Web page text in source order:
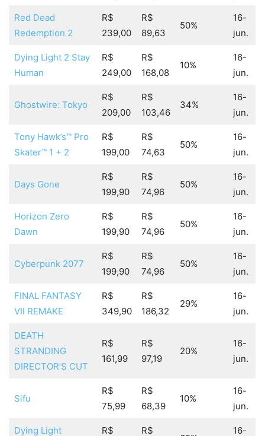
Red Dead
Redemption 2
R$
239,00
R$
89,63
50%
16-
jun.
Dying Light 2 Stay
Human
R$
249,00
R$
168,08
10%
16-
jun.
Ghostwire: Tokyo
R$
209,00
R$
103,46
34%
16-
jun.
Tony Hawk’s™ Pro
Skater™ 1 + 2
R$
199,00
R$
74,63
50%
16-
jun.
Days Gone
R$
199,90
R$
74,96
50%
16-
jun.
Horizon Zero
Dawn
R$
199,90
R$
74,96
50%
16-
jun.
Cyberpunk 2077
R$
199,90
R$
74,96
50%
16-
jun.
FINAL FANTASY
VII REMAKE
R$
349,90
R$
186,32
29%
16-
jun.
DEATH
STRANDING
DIRECTOR’S CUT
R$
161,99
R$
97,19
20%
16-
jun.
Sifu
R$
75,99
R$
68,39
10%
16-
jun.
Dying Light
R$
R$
16-